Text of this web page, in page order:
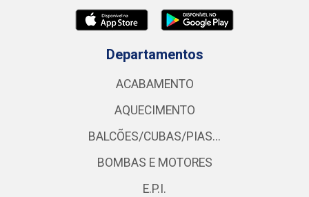
Departamentos
ACABAMENTO
AQUECIMENTO
BALCÕES/CUBAS/PIAS...
BOMBAS E MOTORES
E.P.I.